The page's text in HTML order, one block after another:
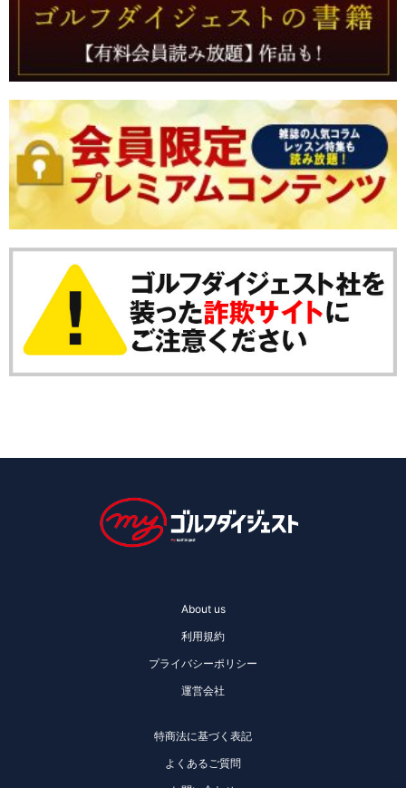
About us
利用規約
プライバシーポリシー
運営会社
特商法に基づく表記
よくあるご質問